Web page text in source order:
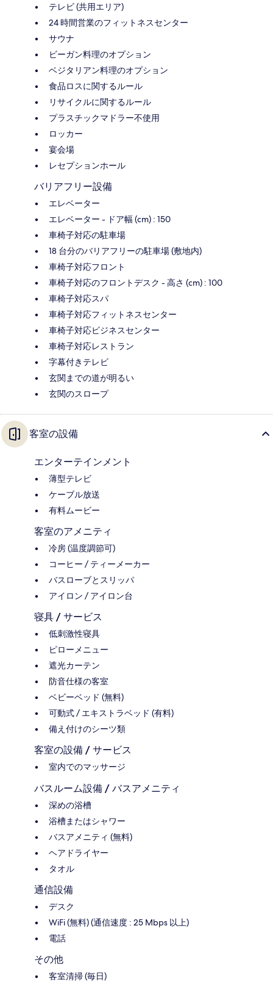
テレビ (共用エリア)
24 時間営業のフィットネスセンター
サウナ
ビーガン料理のオプション
ベジタリアン料理のオプション
食品ロスに関するルール
リサイクルに関するルール
プラスチックマドラー不使用
ロッカー
宴会場
レセプションホール
バリアフリー設備
エレベーター
エレベーター - ドア幅 (cm) : 150
車椅子対応の駐車場
18 台分のバリアフリーの駐車場 (敷地内)
車椅子対応フロント
車椅子対応のフロントデスク - 高さ (cm) : 100
車椅子対応スパ
車椅子対応フィットネスセンター
車椅子対応ビジネスセンター
車椅子対応レストラン
字幕付きテレビ
玄関までの道が明るい
玄関のスロープ
客室の設備
エンターテインメント
薄型テレビ
ケーブル放送
有料ムービー
客室のアメニティ
冷房 (温度調節可)
コーヒー / ティーメーカー
バスローブとスリッパ
アイロン / アイロン台
寝具 / サービス
低刺激性寝具
ピローメニュー
遮光カーテン
防音仕様の客室
ベビーベッド (無料)
可動式 / エキストラベッド (有料)
備え付けのシーツ類
客室の設備 / サービス
室内でのマッサージ
バスルーム設備 / バスアメニティ
深めの浴槽
浴槽またはシャワー
バスアメニティ (無料)
ヘアドライヤー
タオル
通信設備
デスク
WiFi (無料) (通信速度 : 25 Mbps 以上)
電話
その他
客室清掃 (毎日)